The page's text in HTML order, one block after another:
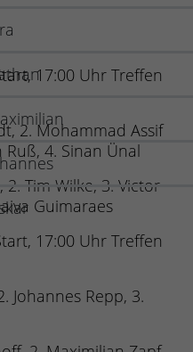
17:00 Uhr Treffen
2. Mohammad Assif
4. Sinan Ünal
Tim Wilke, 3. Victor
Guimaraes
17:00 Uhr Treffen
Johannes Repp, 3.